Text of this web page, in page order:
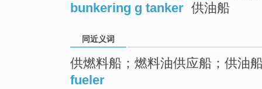
bunkering g tanker 供油船
同近义词
供燃料船；燃料油供应船；供油
fueler